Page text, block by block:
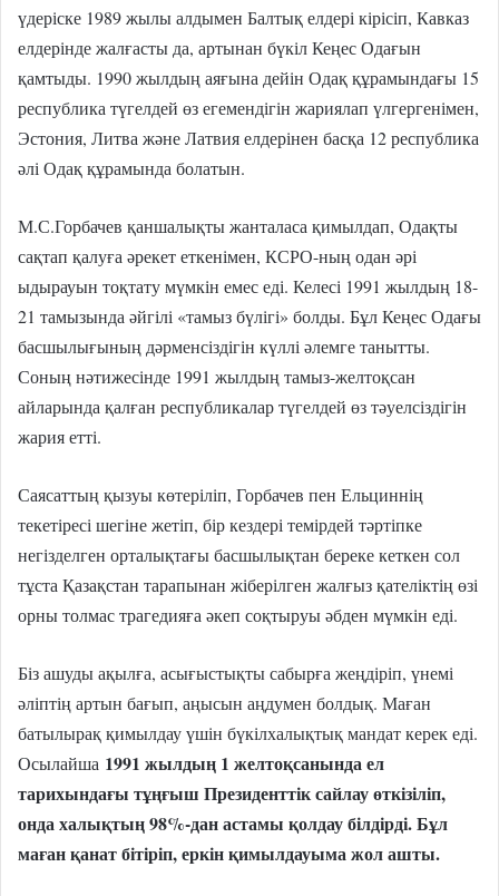
үдеріске 1989 жылы алдымен Балтық елдері кірісіп, Кавказ
елдерінде жалғасты да, артынан бүкіл Кеңес Одағын
қамтыды. 1990 жылдың аяғына дейін Одақ құрамындағы 15
республика түгелдей өз егемендігін жариялап үлгергенімен,
Эстония, Литва және Латвия елдерінен басқа 12 республика
әлі Одақ құрамында болатын.
М.С.Горбачев қаншалықты жанталаса қимылдап, Одақты
сақтап қалуға әрекет еткенімен, КСРО-ның одан әрі
ыдырауын тоқтату мүмкін емес еді. Келесі 1991 жылдың 18-
21 тамызында әйгілі «тамыз бүлігі» болды. Бұл Кеңес Одағы
басшылығының дәрменсіздігін күллі әлемге танытты.
Соның нәтижесінде 1991 жылдың тамыз-желтоқсан
айларында қалған республикалар түгелдей өз тәуелсіздігін
жария етті.
Саясаттың қызуы көтеріліп, Горбачев пен Ельциннің
текетіресі шегіне жетіп, бір кездері темірдей тәртіпке
негізделген орталықтағы басшылықтан береке кеткен сол
тұста Қазақстан тарапынан жіберілген жалғыз қателіктің өзі
орны толмас трагедияға әкеп соқтыруы әбден мүмкін еді.
Біз ашуды ақылға, асығыстықты сабырға жеңдіріп, үнемі
әліптің артын бағып, аңысын аңдумен болдық. Маған
батылырақ қимылдау үшін бүкілхалықтық мандат керек еді.
Осылайша 1991 жылдың 1 желтоқсанында ел
тарихындағы тұңғыш Президенттік сайлау өткізіліп,
онда халықтың 98%-дан астамы қолдау білдірді. Бұл
маған қанат бітіріп, еркін қимылдауыма жол ашты.